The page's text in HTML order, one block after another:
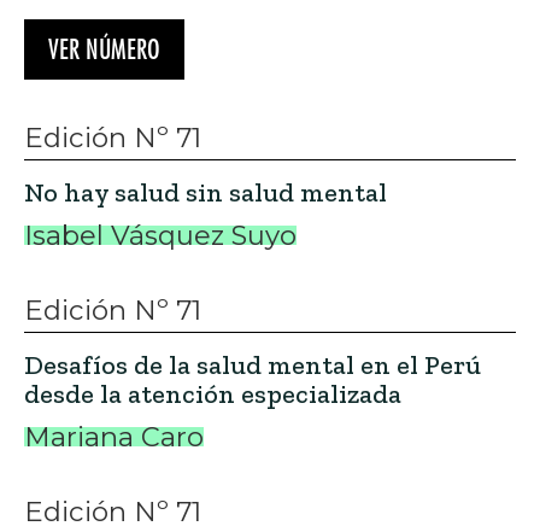
VER NÚMERO
Edición Nº 71
No hay salud sin salud mental
Isabel Vásquez Suyo
Edición Nº 71
Desafíos de la salud mental en el Perú
desde la atención especializada
Mariana Caro
Edición Nº 71